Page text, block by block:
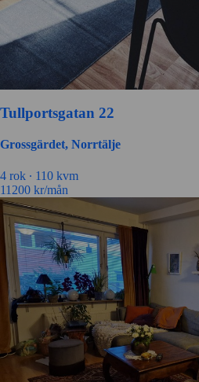
Tullportsgatan 22
Grossgärdet, Norrtälje
4 rok ∙ 110 kvm
11200 kr/mån